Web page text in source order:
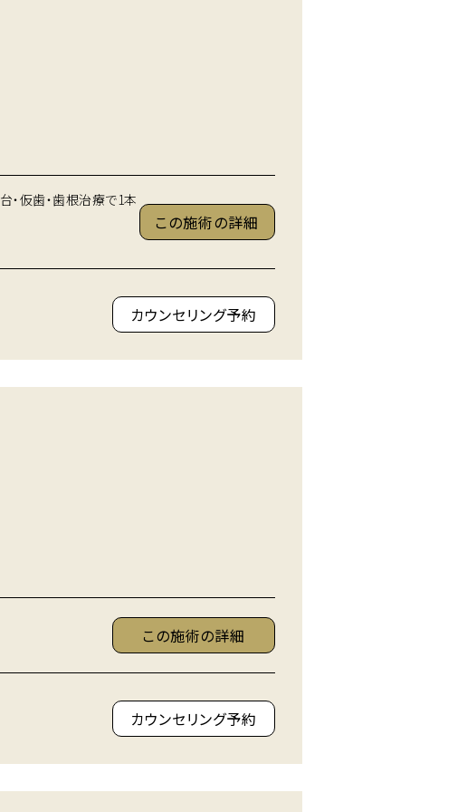
仮歯・歯根治療で1本
この施術の詳細
カウンセリング予約
この施術の詳細
カウンセリング予約